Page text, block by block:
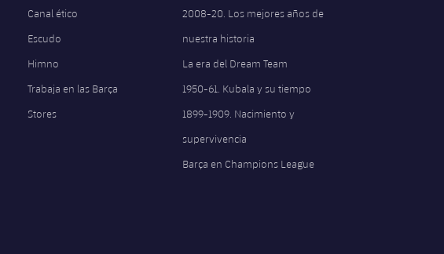
Canal ético
Escudo
Himno
Trabaja en las Barça
Stores
2008-20. Los mejores años de
nuestra historia
La era del Dream Team
1950-61. Kubala y su tiempo
1899-1909. Nacimiento y
supervivencia
Barça en Champions League